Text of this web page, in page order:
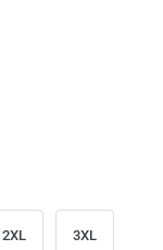
2XL 3XL